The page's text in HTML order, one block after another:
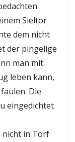
Sieltor
dem nicht
der pingelige
man mit
leben kann,
Die
eingedichtet
nicht in Torf